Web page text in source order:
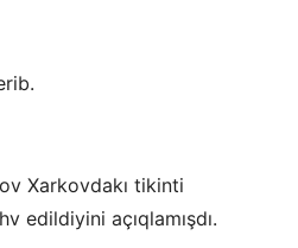
Xarkovdakı tikinti
edildiyini açıqlamışdı.